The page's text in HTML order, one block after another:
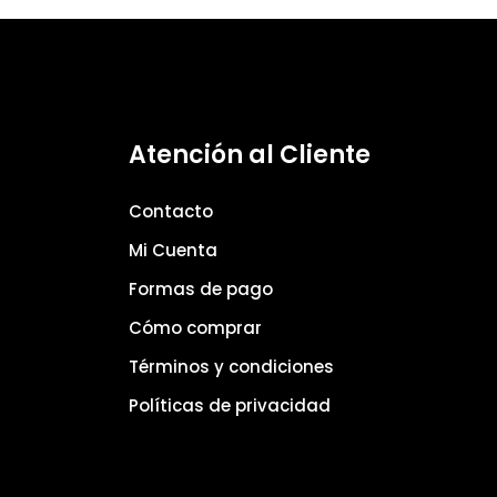
Atención al Cliente
Contacto
Mi Cuenta
Formas de pago
Cómo comprar
Términos y condiciones
Políticas de privacidad